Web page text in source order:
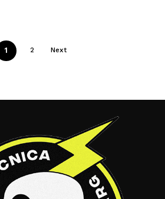
1 2 Next